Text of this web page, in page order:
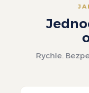
Rychle.